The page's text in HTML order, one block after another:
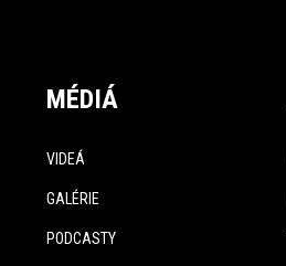
MÉDIÁ
VIDEÁ
GALÉRIE
PODCASTY